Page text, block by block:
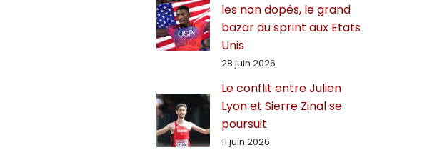
les non dopés, le grand
bazar du sprint aux Etats
Unis
28 juin 2026
Le conflit entre Julien
Lyon et Sierre Zinal se
poursuit
11 juin 2026